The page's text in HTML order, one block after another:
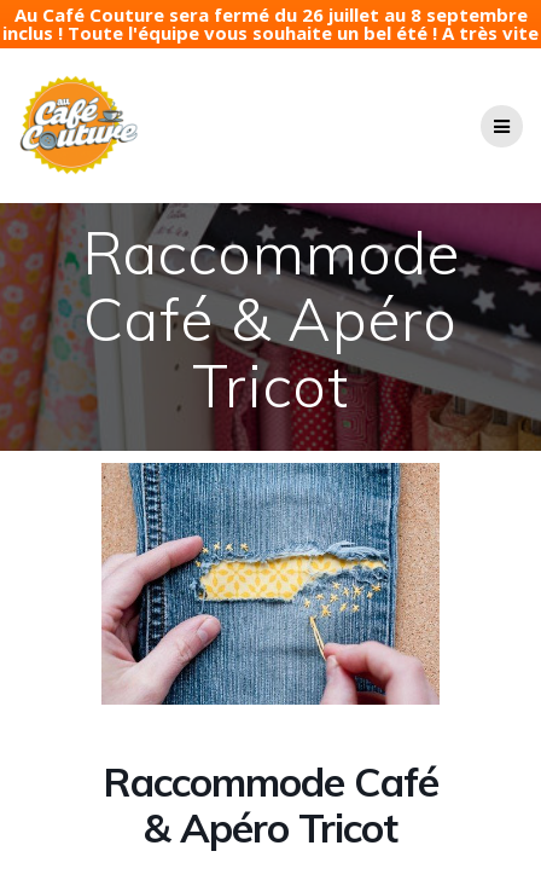
Au Café Couture sera fermé du 26 juillet au 8 septembre
inclus ! Toute l'équipe vous souhaite un bel été ! A très vite
Raccommode
Café & Apéro
Tricot
Raccommode Café
& Apéro Tricot